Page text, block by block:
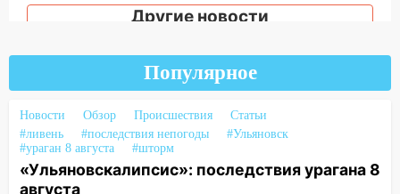
16:17
Мелекесский район первым в
100 тысяч тонн зерна
15:17 В колледжи и техникумы
Ульяновской области подали более 10
тысяч заявлений
15:04 Фоторепортаж с улиц Ульяновска
после шторма: поваленные деревья и
Другие новости
Популярное
Новости Обзор Происшествия
Статьи
#ливень
#последствия непогоды
#Ульяновск
#ураган 8 августа
#шторм
«Ульяновскалипсис»: последствия урагана 8
августа